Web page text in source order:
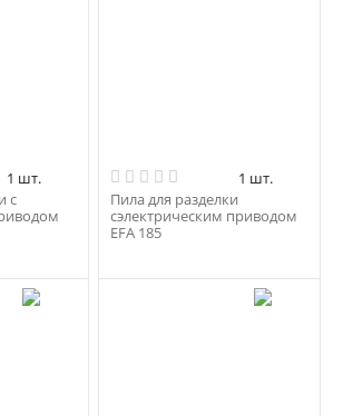
1 шт.
с
1 шт.
Пила для разделки
сэлектрическим приводом
EFA 185